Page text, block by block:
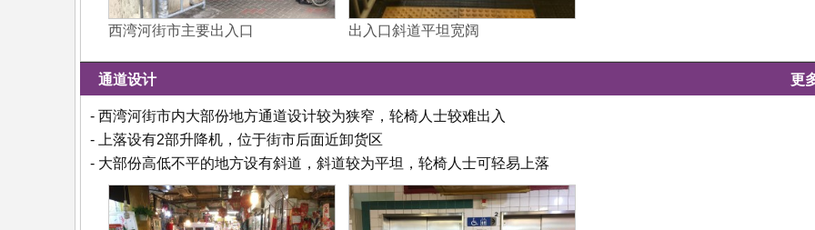
西湾河街市主要出入口 出入口斜道平坦宽阔
通道设计 更
- 西湾河街市内大部份地方通道设计较为狭窄，轮椅人士较难出入
- 上落设有2部升降机，位于街市后面近卸货区
- 大部份高低不平的地方设有斜道，斜道较为平坦，轮椅人士可轻易上落